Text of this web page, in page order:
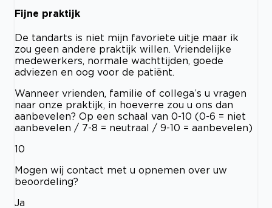
Fijne praktijk
De tandarts is niet mijn favoriete uitje maar ik
zou geen andere praktijk willen. Vriendelijke
medewerkers, normale wachttijden, goede
adviezen en oog voor de patiënt.
Wanneer vrienden, familie of collega’s u vragen
naar onze praktijk, in hoeverre zou u ons dan
aanbevelen? Op een schaal van 0-10 (0-6 = niet
aanbevelen / 7-8 = neutraal / 9-10 = aanbevelen)
10
Mogen wij contact met u opnemen over uw
beoordeling?
Ja